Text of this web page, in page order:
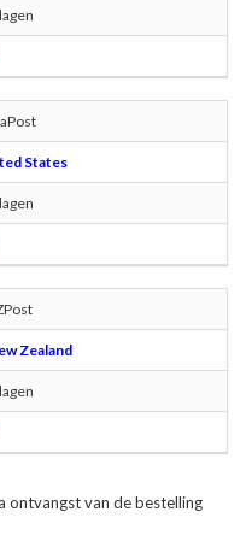
States
Zealand
ontvangst van de bestelling